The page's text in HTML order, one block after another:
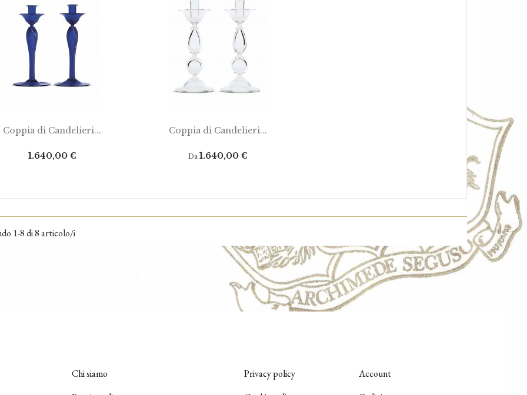
AL CARRELLO
Coppia di Candelieri...
Prezzo
1.640,00 €
AGGIUNGI AL CARRELLO
Coppia di Candelieri...
Da Prezzo
1.640,00 €
1-8 di 8 articolo/i
Chi siamo
Privacy policy
Account